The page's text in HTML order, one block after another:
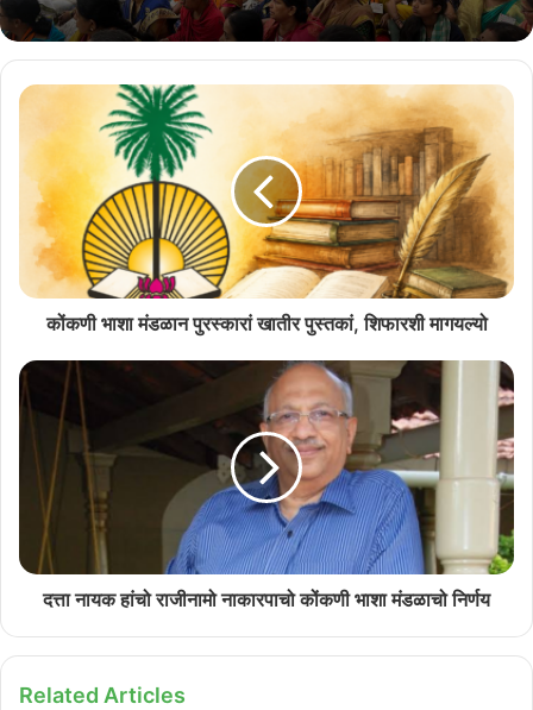
नामवंत साहित्यिक आनी सांस्कृतिक क्षेत्रांतल्या
मान्यवरांचो सहभाग आसतलो.
Related Articles
राश्ट्रीय नाट्य महोत्सवात सादर जातलें
‘देश राग’
July 13, 2026
कोंकणी भाशा मंडळान पुरस्कारां खातीर
पुस्तकां, शिफारशी मागयल्यो
लेखक कुंजी कोचू शेरुब्बू पुस्तकाचेर आपलो अभिप्राय मांडटले. महाराजा कॉलेजाचे
इतिहास विभागाचे प्राध्यापक प्रा. विनोदकुमार कल्लोलिकल समारोपाचें भाषण
करतले आनी आभार प्रदर्शन करतले.
कोंकणी भाशा मंडळान पुरस्कारां खातीर पुस्तकां, शिफारशी मागयल्यो
दत्ता नायक हांचो राजीनामो नाकारपाचो कोंकणी भाशा मंडळाचो निर्णय
Related Articles